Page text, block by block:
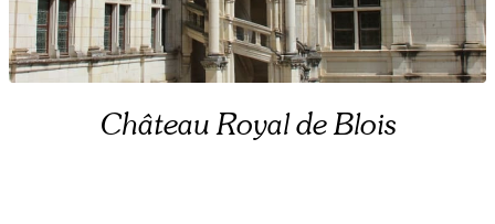
Château Royal de Blois